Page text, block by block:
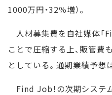
1000万円・32％増）。
人材募集費を自社媒体「
ことで圧縮する上、販管費
としている。通期業績予想
Find Job！の次期システ